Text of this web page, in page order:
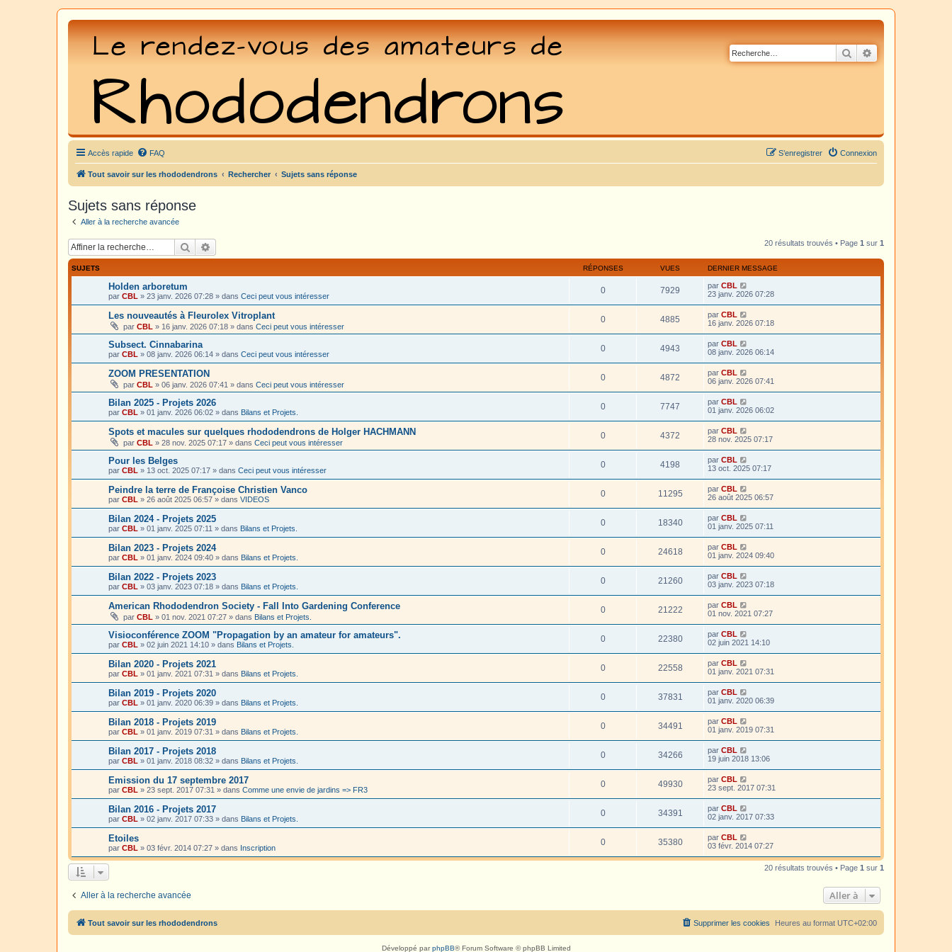
Rechercher
Accès rapide FAQ Connexion
S’enregistrer
Tout savoir sur les rhododendrons Rechercher Sujets sans réponse
Sujets sans réponse
Aller à la recherche avancée
Rechercher 20 résultats trouvés • Page 1 sur 1
SUJETS RÉPONSES VUES DERNIER MESSAGE
Holden arboretum
par CBL » 23 janv. 2026 07:28 » dans Ceci peut vous intéresser
0 7929 par CBL
23 janv. 2026 07:28
Les nouveautés à Fleurolex Vitroplant
par CBL » 16 janv. 2026 07:18 » dans Ceci peut vous intéresser
0 4885 par CBL
16 janv. 2026 07:18
Subsect. Cinnabarina
par CBL » 08 janv. 2026 06:14 » dans Ceci peut vous intéresser
0 4943 par CBL
08 janv. 2026 06:14
ZOOM PRESENTATION
par CBL » 06 janv. 2026 07:41 » dans Ceci peut vous intéresser
0 4872 par CBL
06 janv. 2026 07:41
Bilan 2025 - Projets 2026
par CBL » 01 janv. 2026 06:02 » dans Bilans et Projets.
0 7747 par CBL
01 janv. 2026 06:02
Spots et macules sur quelques rhododendrons de Holger HACHMANN
par CBL » 28 nov. 2025 07:17 » dans Ceci peut vous intéresser
0 4372 par CBL
28 nov. 2025 07:17
Pour les Belges
par CBL » 13 oct. 2025 07:17 » dans Ceci peut vous intéresser
0 4198 par CBL
13 oct. 2025 07:17
Peindre la terre de Françoise Christien Vanco
par CBL » 26 août 2025 06:57 » dans VIDEOS
0 11295 par CBL
26 août 2025 06:57
Bilan 2024 - Projets 2025
par CBL » 01 janv. 2025 07:11 » dans Bilans et Projets.
0 18340 par CBL
01 janv. 2025 07:11
Bilan 2023 - Projets 2024
par CBL » 01 janv. 2024 09:40 » dans Bilans et Projets.
0 24618 par CBL
01 janv. 2024 09:40
Bilan 2022 - Projets 2023
par CBL » 03 janv. 2023 07:18 » dans Bilans et Projets.
0 21260 par CBL
03 janv. 2023 07:18
American Rhododendron Society - Fall Into Gardening Conference
par CBL » 01 nov. 2021 07:27 » dans Bilans et Projets.
0 21222 par CBL
01 nov. 2021 07:27
Visioconférence ZOOM "Propagation by an amateur for amateurs".
par CBL » 02 juin 2021 14:10 » dans Bilans et Projets.
0 22380 par CBL
02 juin 2021 14:10
Bilan 2020 - Projets 2021
par CBL » 01 janv. 2021 07:31 » dans Bilans et Projets.
0 22558 par CBL
01 janv. 2021 07:31
Bilan 2019 - Projets 2020
par CBL » 01 janv. 2020 06:39 » dans Bilans et Projets.
0 37831 par CBL
01 janv. 2020 06:39
Bilan 2018 - Projets 2019
par CBL » 01 janv. 2019 07:31 » dans Bilans et Projets.
0 34491 par CBL
01 janv. 2019 07:31
Bilan 2017 - Projets 2018
par CBL » 01 janv. 2018 08:32 » dans Bilans et Projets.
0 34266 par CBL
19 juin 2018 13:06
Emission du 17 septembre 2017
par CBL » 23 sept. 2017 07:31 » dans Comme une envie de jardins => FR3
0 49930 par CBL
23 sept. 2017 07:31
Bilan 2016 - Projets 2017
par CBL » 02 janv. 2017 07:33 » dans Bilans et Projets.
0 34391 par CBL
02 janv. 2017 07:33
Etoiles
par CBL » 03 févr. 2014 07:27 » dans Inscription
0 35380 par CBL
03 févr. 2014 07:27
20 résultats trouvés • Page 1 sur 1
Aller à la recherche avancée Aller à
Tout savoir sur les rhododendrons Heures au format UTC+02:00
Supprimer les cookies
Développé parphpBB® Forum Software © phpBB Limited